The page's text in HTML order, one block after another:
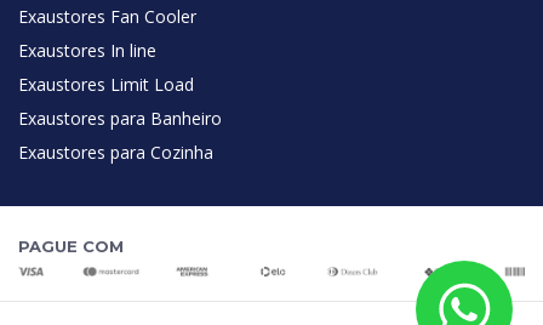
Exaustores Fan Cooler
Exaustores In line
Exaustores Limit Load
Exaustores para Banheiro
Exaustores para Cozinha
PAGUE COM